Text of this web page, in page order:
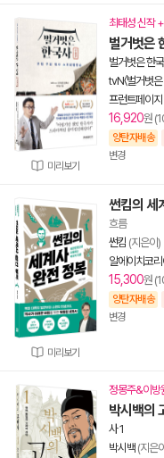
미리보기
최태성 신작
벌거벗은
벌거벗은 한
tvN〈벌거벗
프런트페이지
16,920원
양탄자배송
변경
미리보기
썬킴의 세
흐름
썬킴 (지은이)
알에이치코
15,300원
양탄자배송
변경
정몽주&이방
박시백의
사 1
박시백 (지은